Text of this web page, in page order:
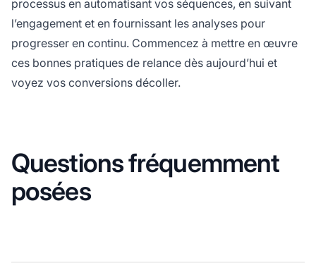
processus en automatisant vos séquences, en suivant
l’engagement et en fournissant les analyses pour
progresser en continu. Commencez à mettre en œuvre
ces bonnes pratiques de relance dès aujourd’hui et
voyez vos conversions décoller.
Questions fréquemment
posées